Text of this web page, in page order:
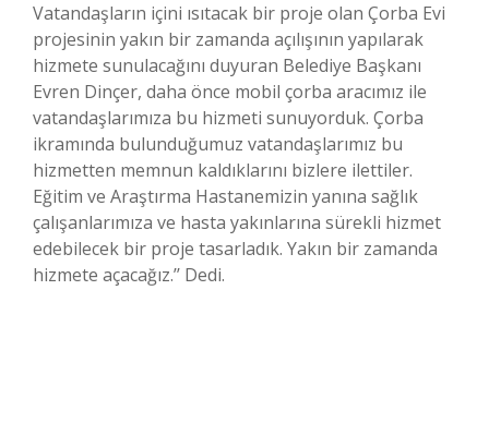
Vatandaşların içini ısıtacak bir proje olan Çorba Evi
projesinin yakın bir zamanda açılışının yapılarak
hizmete sunulacağını duyuran Belediye Başkanı
Evren Dinçer, daha önce mobil çorba aracımız ile
vatandaşlarımıza bu hizmeti sunuyorduk. Çorba
ikramında bulunduğumuz vatandaşlarımız bu
hizmetten memnun kaldıklarını bizlere ilettiler.
Eğitim ve Araştırma Hastanemizin yanına sağlık
çalışanlarımıza ve hasta yakınlarına sürekli hizmet
edebilecek bir proje tasarladık. Yakın bir zamanda
hizmete açacağız.’’ Dedi.